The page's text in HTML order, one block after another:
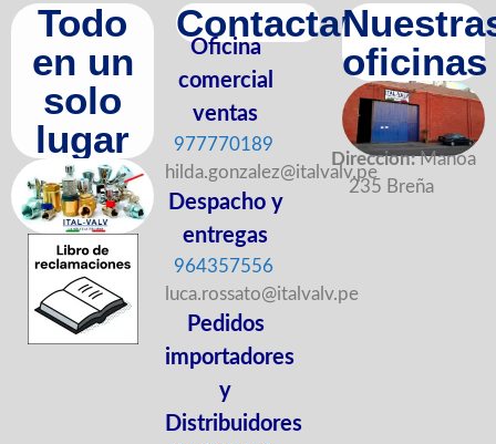
Todo
en un
solo
lugar
Contactanos
Oficina
comercial
ventas
977770189
hilda.gonzalez@italvalv.pe
Despacho y
entregas
964357556
luca.rossato@italvalv.pe
Pedidos
importadores
y
Distribuidores
oficinas
Direccion:Manoa
235 Breña